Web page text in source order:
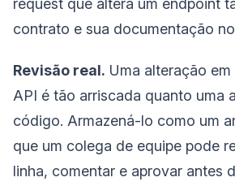
contrato e sua documentação
Revisão real. Uma alteração
API é tão arriscada quanto uma
código. Armazená-lo como um
que um colega de equipe pode
linha, comentar e aprovar antes